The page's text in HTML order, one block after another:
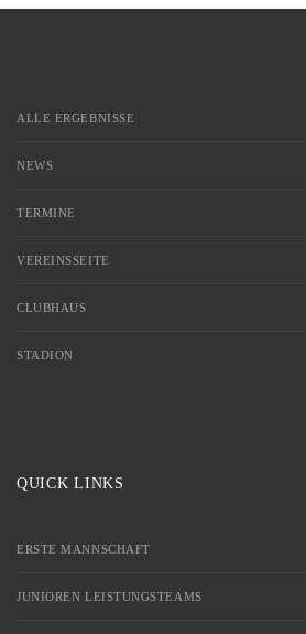
ALLE ERGEBNISSE
NEWS
TERMINE
VEREINSSEITE
CLUBHAUS
STADION
QUICK LINKS
ERSTE MANNSCHAFT
JUNIOREN LEISTUNGSTEAMS